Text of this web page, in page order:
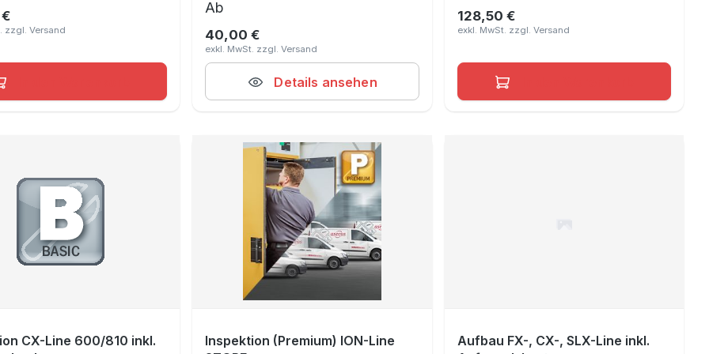
Preis:
Regulärer Preis:
Ab
40,00 €
Details ansehen
Regulärer Preis:
128,50 €
CX-Line 600/810 inkl.
Inspektion (Premium) ION-Line
Aufbau FX-, CX-, SLX-Line inkl.